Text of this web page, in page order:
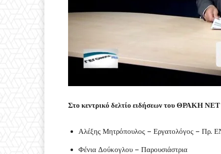
Στο κεντρικό δελτίο ειδήσεων του ΘΡΑΚΗ ΝΕΤ
Αλέξης Μητρόπουλος – Εργατολόγος –
Φένια Δούκογλου – Παρουσιάστρια